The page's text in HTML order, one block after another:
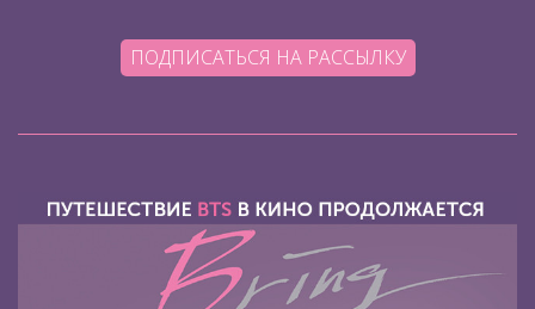
ПОДПИСАТЬСЯ НА РАССЫЛКУ